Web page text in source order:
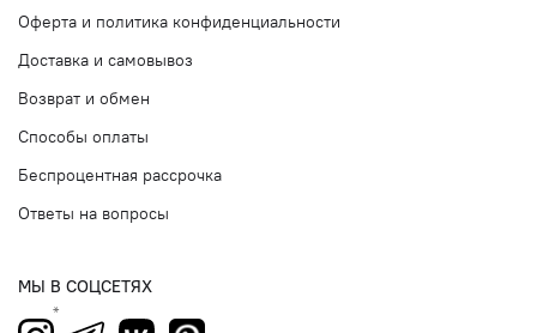
Оферта и политика конфиденциальности
Доставка и самовывоз
Возврат и обмен
Способы оплаты
Беспроцентная рассрочка
Ответы на вопросы
МЫ В СОЦСЕТЯХ